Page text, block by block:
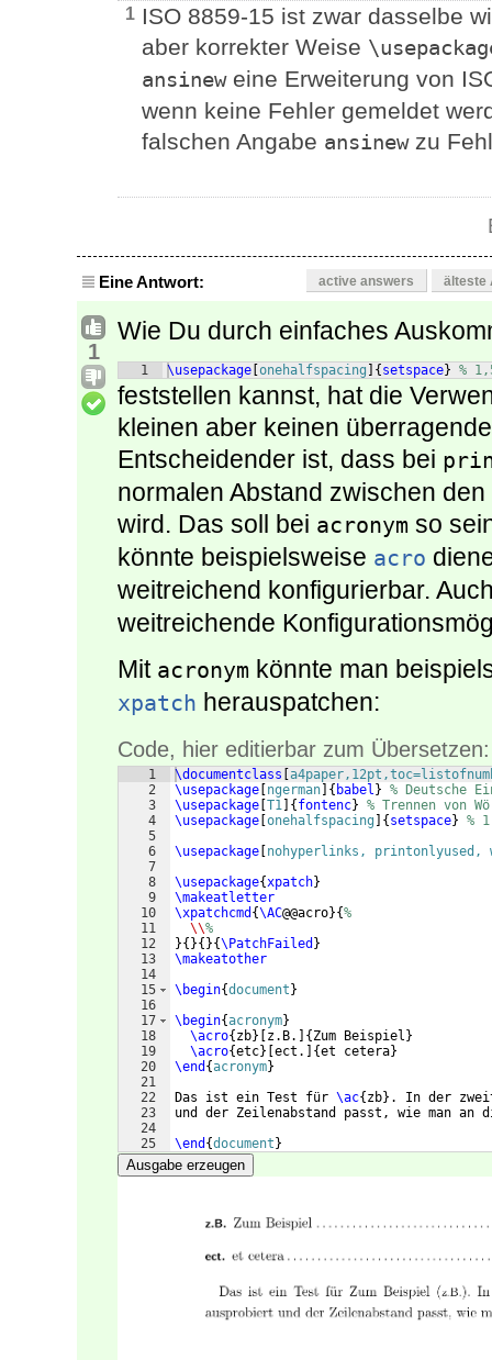
1 ISO 8859-15 ist zwar dasselbe
aber korrekter Weise
ansineweine Erweiterung von
wenn keine Fehler gemeldet
falschen Angabe ansinewzu
Eine Antwort: active answers älteste
1
Wie Du durch einfaches
1 \usepackage onehalfspacing { setspace} %
feststellen kannst, hat die
kleinen aber keinen
Entscheidender ist, dass bei
normalen Abstand zwischen
wird. Das soll bei acronym so
könnte beispielsweise acro
weitreichend konfigurierbar.
weitreichende
Mit acronym könnte man
xpatch herauspatchen:
Code, hier editierbar zum Übersetzen:
1
2
3
4
5
6
7
8
9
10
11
12
13
14
15
16
17
18
19
20
21
22
23
24
25
\documentclass
\usepackage ngerman { babel } % Deutsche
\usepackage T1 { fontenc} % Trennen von
\usepackage onehalfspacing { setspace} %
\usepackage nohyperlinks, printonlyused,
\usepackage{xpatch}
\makeatletter
\xpatchcmd {\AC@@acro}{%
\\%
}{ }{ }{\PatchFailed }
\makeatother
\begin{document }
\begin{acronym}
\acro{ zb} z.B. { Zum Beispiel }
\acro{etc} ect. {et cetera}
\end {acronym}
Das ist ein Test für \ac{ zb} . In der
und der Zeilenabstand passt, wie man an
\end {document }
Ausgabe erzeugen